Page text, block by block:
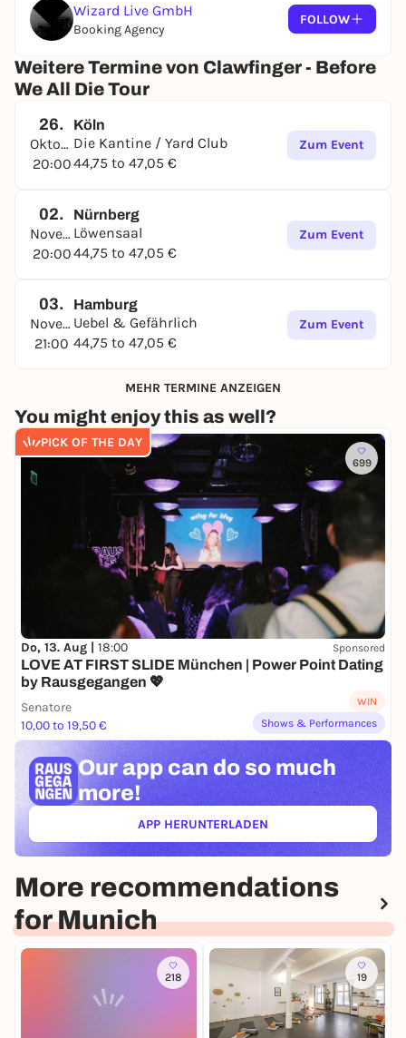
Wizard Live GmbH
Booking Agency
FOLLOW
Weitere Termine von Clawfinger - Before
We All Die Tour
26.
Oktober
20:00
Köln
Die Kantine / Yard Club
44,75 to 47,05 €
Zum Event
02.
November
20:00
Nürnberg
Löwensaal
44,75 to 47,05 €
Zum Event
03.
November
21:00
Hamburg
Uebel & Gefährlich
44,75 to 47,05 €
Zum Event
MEHR TERMINE ANZEIGEN
You might enjoy this as well?
PICK OF THE DAY
699
Do, 13. Aug | 18:00 Sponsored
LOVE AT FIRST SLIDE München | Power Point Dating
by Rausgegangen 💖
Senatore
10,00 to 19,50 €
WIN
Shows & Performances
Our app can do so much
more!
APP HERUNTERLADEN(ÖFFNET IN NEUEM TAB)
More recommendations
for Munich
218 19